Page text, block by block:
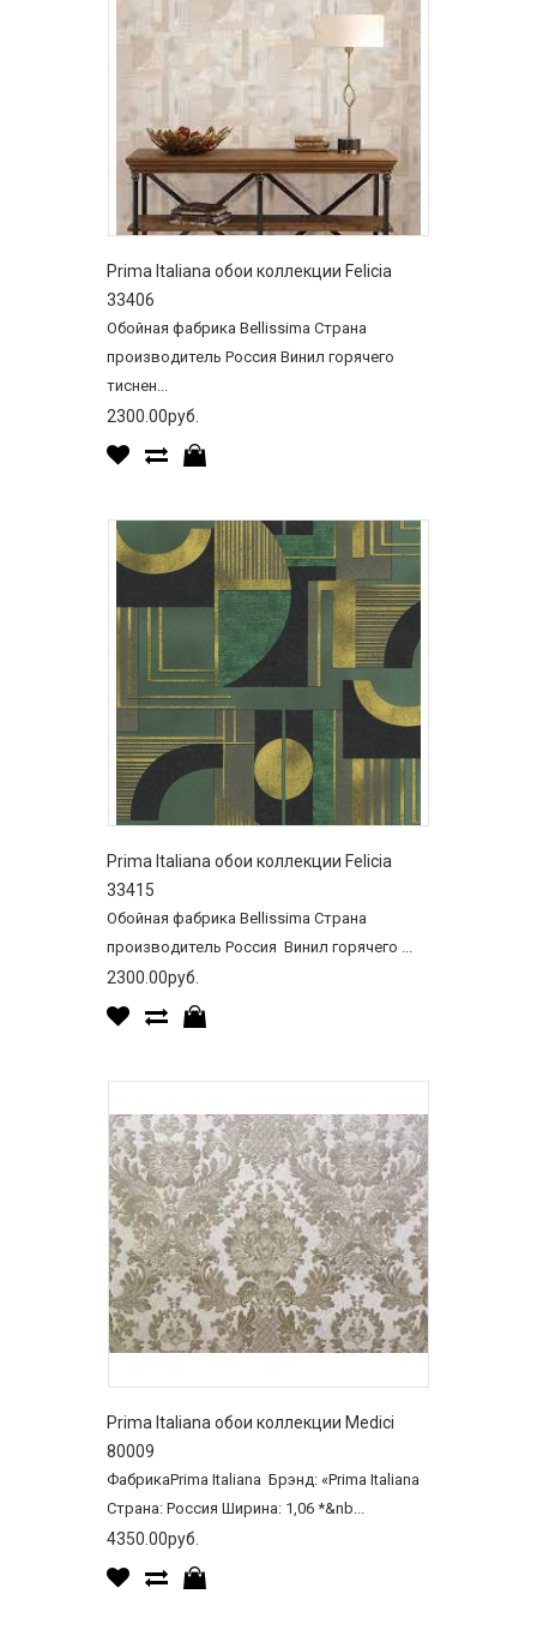
Prima Italiana обои коллекции Felicia
33406
Обойная фабрика Bellissima Страна
производитель Россия Винил горячего
тиснен...
2300.00руб.
Prima Italiana обои коллекции Felicia
33415
Обойная фабрика Bellissima Страна
производитель Россия Винил горячего ...
2300.00руб.
Prima Italiana обои коллекции Medici
80009
ФабрикаPrima Italiana Брэнд: «Prima Italiana
Страна: Россия Ширина: 1,06 *&nb...
4350.00руб.